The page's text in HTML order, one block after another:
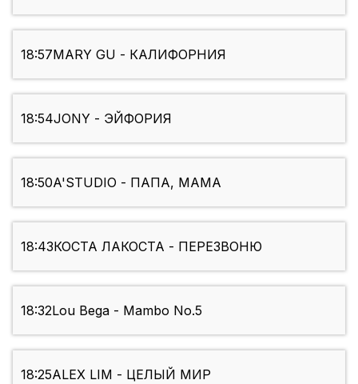
18:57MARY GU - КАЛИФОРНИЯ
18:54JONY - ЭЙФОРИЯ
18:50A'STUDIO - ПАПА, МАМА
18:43КОСТА ЛАКОСТА - ПЕРЕЗВОНЮ
18:32Lou Bega - Mambo No.5
18:25ALEX LIM - ЦЕЛЫЙ МИР